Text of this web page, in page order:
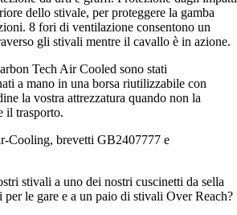
dello stivale, per proteggere la gamba
8 fori di ventilazione consentono un
gli stivali mentre il cavallo è in azione.
Tech Air Cooled sono stati
a mano in una borsa riutilizzabile con
la vostra attrezzatura quando non la
il trasporto.
Cooling, brevetti GB2407777 e
stivali a uno dei nostri cuscinetti da sella
le gare e a un paio di stivali Over Reach?